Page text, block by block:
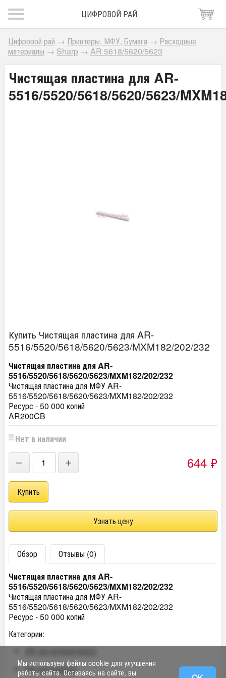
ЦИФРОВОЙ РАЙ
Цифровой рай → Принтеры, МФУ, Бумага → Расходные
материалы → Sharp → AR 5618/5620/5623
Чистящая пластина для AR-
5516/5520/5618/5620/5623/
Купить Чистящая пластина для AR-
5516/5520/5618/5620/5623/MXM182/202/232
Чистящая пластина для AR-
5516/5520/5618/5620/5623/MXM182/202/232
Чистящая пластина для МФУ AR-
5516/5520/5618/5620/5623/MXM182/202/232
Ресурс - 50 000 копий
AR200CB
Нет в наличии
− + 644 ₽
Узнать цену
Обзор
Отзывы (0)
Чистящая пластина для AR-
5516/5520/5618/5620/5623/MXM182/202/232
Чистящая пластина для МФУ AR-
5516/5520/5618/5620/5623/MXM182/202/232
Ресурс - 50 000 копий
Категории:
AR 5516/5520
Мы используем файлы cookie для улучшения
работы сайта. Оставаясь на сайте, вы